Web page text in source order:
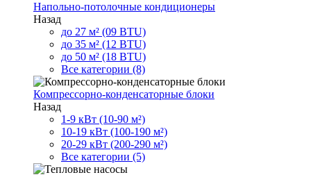
Напольно-потолочные кондиционеры
Назад
до 27 м² (09 BTU)
до 35 м² (12 BTU)
до 50 м² (18 BTU)
Все категории (8)
Компрессорно-конденсаторные блоки
Назад
1-9 кВт (10-90 м²)
10-19 кВт (100-190 м²)
20-29 кВт (200-290 м²)
Все категории (5)